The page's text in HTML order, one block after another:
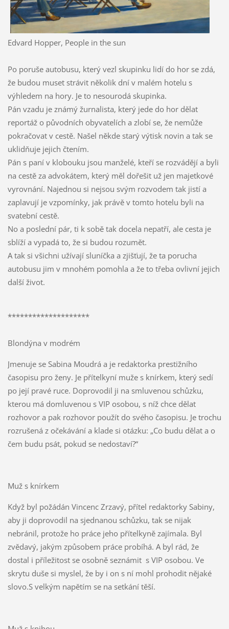
Edvard Hopper, People in the sun
Po poruše autobusu, který vezl skupinku lidí do hor se zdá,
že budou muset strávit několik dní v malém hotelu s
výhledem na hory. Je to nesourodá skupinka.
Pán vzadu je známý žurnalista, který jede do hor dělat
reportáž o původních obyvatelích a zlobí se, že nemůže
pokračovat v cestě. Našel někde starý výtisk novin a tak se
uklidňuje jejich čtením.
Pán s paní v klobouku jsou manželé, kteří se rozvádějí a byli
na cestě za advokátem, který měl dořešit už jen majetkové
vyrovnání. Najednou si nejsou svým rozvodem tak jistí a
zaplavují je vzpomínky, jak právě v tomto hotelu byli na
svatební cestě.
No a poslední pár, ti k sobě tak docela nepatří, ale cesta je
sblíží a vypadá to, že si budou rozumět.
A tak si všichni užívají sluníčka a zjišťují, že ta porucha
autobusu jim v mnohém pomohla a že to třeba ovlivní jejich
další život.
********************
Blondýna v modrém
Jmenuje se Sabina Moudrá a je redaktorka prestižního
časopisu pro ženy. Je přítelkyní muže s knírkem, který sedí
po její pravé ruce. Doprovodil ji na smluvenou schůzku,
kterou má domluvenou s VIP osobou, s níž chce dělat
rozhovor a pak rozhovor použít do svého časopisu. Je trochu
rozrušená z očekávání a klade si otázku: „Co budu dělat a o
čem budu psát, pokud se nedostaví?“
Muž s knírkem
Když byl požádán Vincenc Zrzavý, přítel redaktorky Sabiny,
aby ji doprovodil na sjednanou schůzku, tak se nijak
nebránil, protože ho práce jeho přítelkyně zajímala. Byl
zvědavý, jakým způsobem práce probíhá. A byl rád, že
dostal i příležitost se osobně seznámit s VIP osobou. Ve
skrytu duše si myslel, že by i on s ní mohl prohodit nějaké
slovo.S velkým napětím se na setkání těší.